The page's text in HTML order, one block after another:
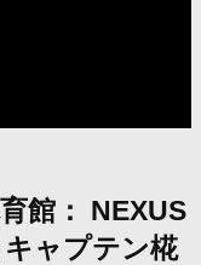
館： NEXUS
ャプテン椛